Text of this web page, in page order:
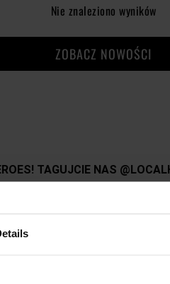
NIE
Nie znaleziono wyników
ZOBACZ NOWOŚCI